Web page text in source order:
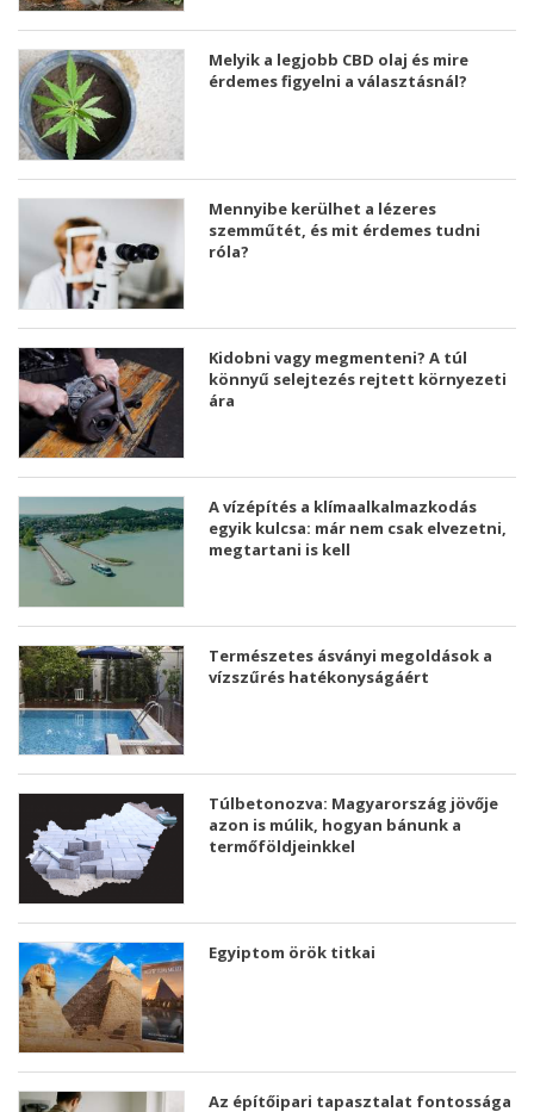
Melyik a legjobb CBD olaj és mire
érdemes figyelni a választásnál?
Mennyibe kerülhet a lézeres
szemműtét, és mit érdemes tudni
róla?
Kidobni vagy megmenteni? A túl
könnyű selejtezés rejtett környezeti
ára
A vízépítés a klímaalkalmazkodás
egyik kulcsa: már nem csak elvezetni,
megtartani is kell
Természetes ásványi megoldások a
vízszűrés hatékonyságáért
Túlbetonozva: Magyarország jövője
azon is múlik, hogyan bánunk a
termőföldjeinkkel
Egyiptom örök titkai
Az építőipari tapasztalat fontossága